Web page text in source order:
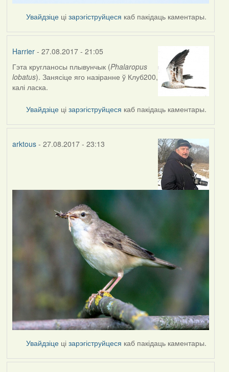
Увайдзіце цізарэгіструйцеся каб пакідаць каментары.
Harrier- 27.08.2017 - 21:05
Гэта кругланосы плывунчык (Phalaropus
lobatus). Занясіце яго назіранне ў Клуб200,
калі ласка.
Увайдзіце цізарэгіструйцеся каб пакідаць каментары.
arktous- 27.08.2017 - 23:13
Увайдзіце цізарэгіструйцеся каб пакідаць каментары.